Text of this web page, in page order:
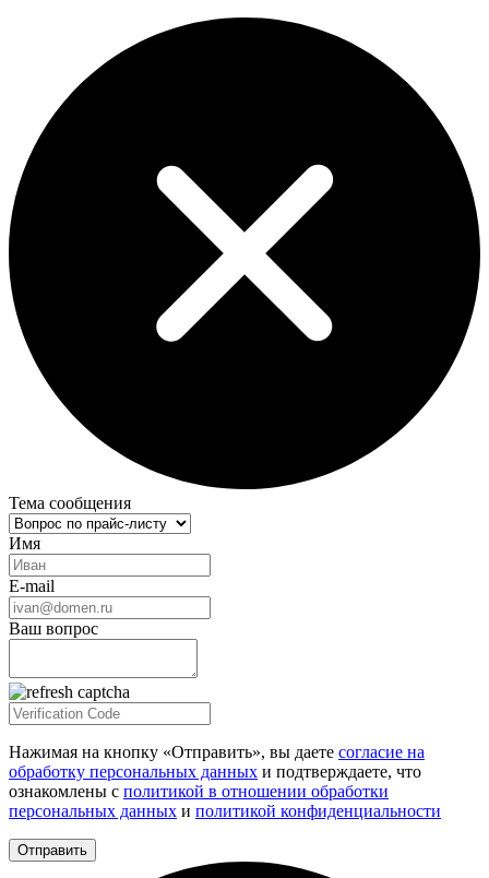
Тема сообщения
Имя
E-mail
Ваш вопрос
Нажимая на кнопку «Отправить», вы даете согласие на
обработку персональных данных и подтверждаете, что
ознакомлены с политикой в отношении обработки
персональных данных и политикой конфиденциальности